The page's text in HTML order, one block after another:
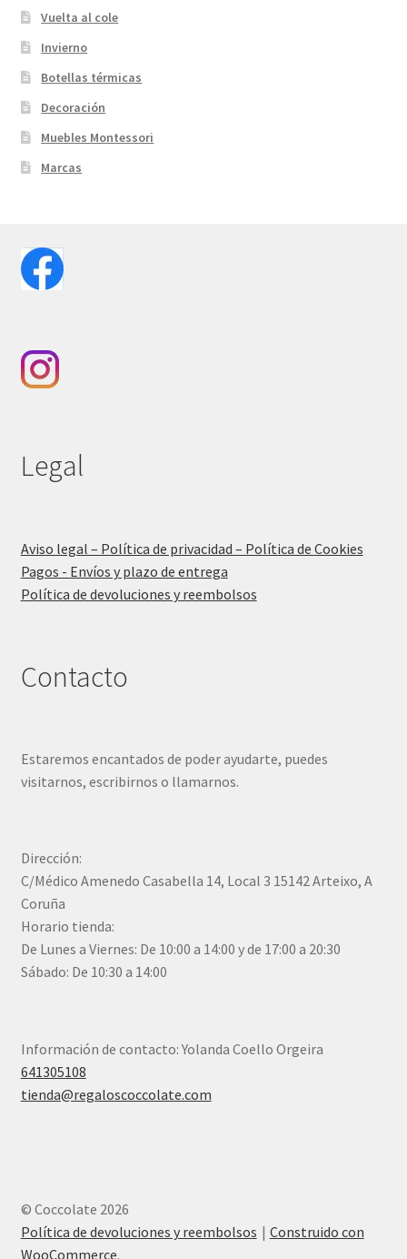
Vuelta al cole
Invierno
Botellas térmicas
Decoración
Muebles Montessori
Marcas
Legal
Aviso legal – Política de privacidad – Política de Cookies
Pagos - Envíos y plazo de entrega
Política de devoluciones y reembolsos
Contacto
Estaremos encantados de poder ayudarte, puedes
visitarnos, escribirnos o llamarnos.
Dirección:
C/Médico Amenedo Casabella 14, Local 3 15142 Arteixo, A
Coruña
Horario tienda:
De Lunes a Viernes: De 10:00 a 14:00 y de 17:00 a 20:30
Sábado: De 10:30 a 14:00
Información de contacto: Yolanda Coello Orgeira
641305108
tienda@regaloscoccolate.com
© Coccolate 2026
Política de devoluciones y reembolsos
Construido con
WooCommerce.